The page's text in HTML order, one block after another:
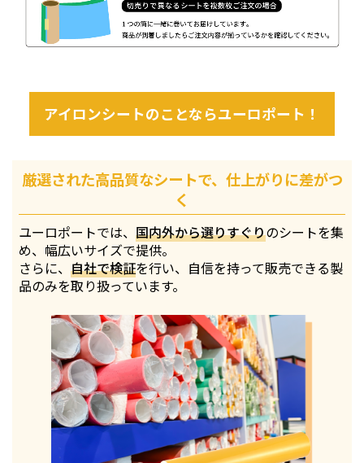
アイロンシートのことならユーロポート！
厳選された高品質なシートで、仕上がりに差がつ
く
ユーロポートでは、国内外から選りすぐりのシートを集
め、幅広いサイズで提供。
さらに、自社で検証を行い、自信を持って販売できる製
品のみを取り扱っています。